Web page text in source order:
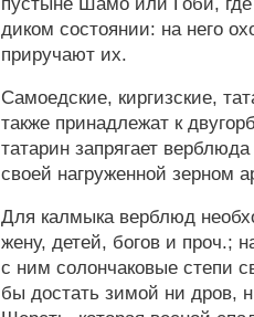
диком состоянии: на него
приручают их.
Самоедские, киргизские,
также принадлежат к
татарин запрягает
своей нагруженной зерном
Для калмыка верблюд
жену, детей, богов и проч.;
с ним солончаковые степи
бы достать зимой ни дров,